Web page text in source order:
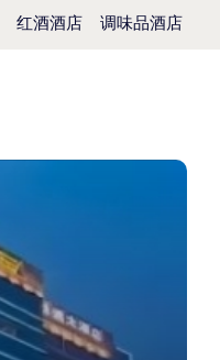
红酒酒店 调味品酒店